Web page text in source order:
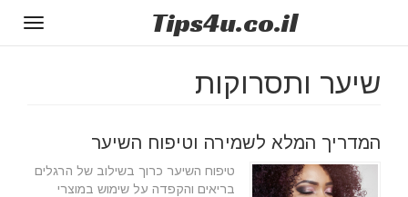
Tips4u.co.il
שיער ותסרוקות
המדריך המלא לשמירה וטיפוח השיער
טיפוח השיער כרוך בשילוב של הרגלים
בריאים והקפדה על שימוש במוצרי